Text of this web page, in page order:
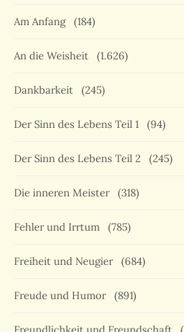
Am Anfang (184)
An die Weisheit (1.626)
Dankbarkeit (245)
Der Sinn des Lebens Teil 1 (94)
Der Sinn des Lebens Teil 2 (245)
Die inneren Meister (318)
Fehler und Irrtum (785)
Freiheit und Neugier (684)
Freude und Humor (891)